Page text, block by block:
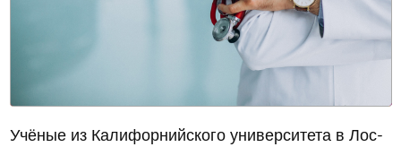
Учёные из Калифорнийского университета в Лос-